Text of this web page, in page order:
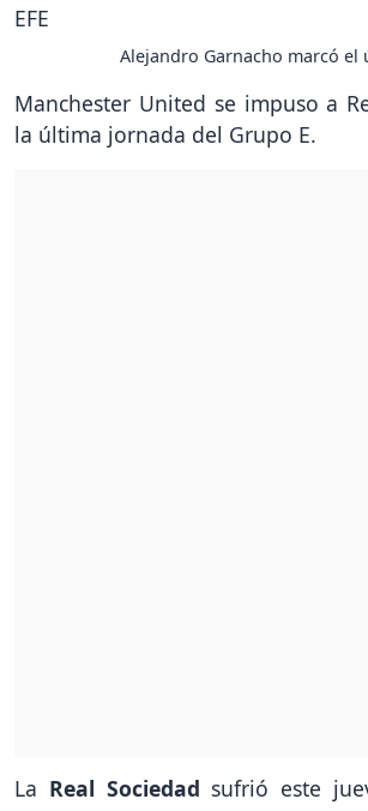
Alejandro Garnacho marcó el
Manchester United se impuso a
la última jornada del Grupo E.
La Real Sociedad sufrió este